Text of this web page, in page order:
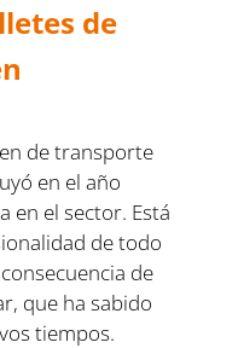
de
de transporte
en el año
en el sector. Está
de todo
de
que ha sabido
tiempos.